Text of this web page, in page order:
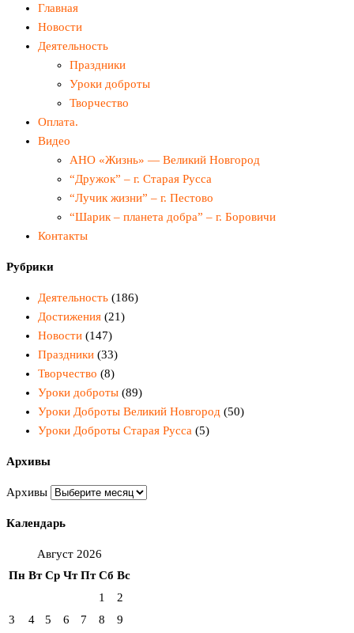
Главная
Новости
Деятельность
Праздники
Уроки доброты
Творчество
Оплата.
Видео
АНО «Жизнь» — Великий Новгород
“Дружок” – г. Старая Русса
“Лучик жизни” – г. Пестово
“Шарик – планета добра” – г. Боровичи
Контакты
Рубрики
Деятельность (186)
Достижения (21)
Новости (147)
Праздники (33)
Творчество (8)
Уроки доброты (89)
Уроки Доброты Великий Новгород (50)
Уроки Доброты Старая Русса (5)
Архивы
Архивы
Календарь
Август 2026
Пн Вт Ср Чт Пт Сб Вс
1
2
3
4 5 6 7 8 9